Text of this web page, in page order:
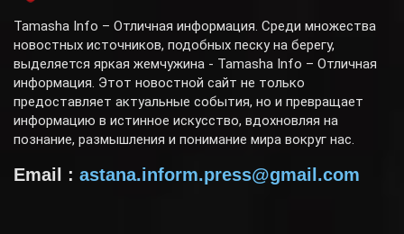
Tamasha Info – Отличная информация. Среди множества
новостных источников, подобных песку на берегу,
выделяется яркая жемчужина - Tamasha Info – Отличная
информация. Этот новостной сайт не только
предоставляет актуальные события, но и превращает
информацию в истинное искусство, вдохновляя на
познание, размышления и понимание мира вокруг нас.
Email : astana.inform.press@gmail.com